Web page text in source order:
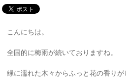
こんにちは。
全国的に梅雨が続いておりますね。
緑に濡れた木々からふっと花の香り